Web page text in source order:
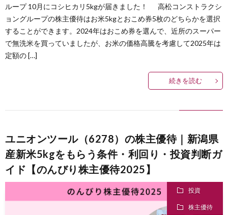
ループ 10月にコシヒカリ5kgが届きました！ 高松コンストラクシ
ョングループの株主優待はお米5kgとおこめ券5枚のどちらかを選択
することができます。2024年はおこめ券を選んで、近所のスーパー
で無洗米を買っていましたが、お米の価格高騰を考慮して2025年は
定額の […]
続きを読む
ユニオンツール（6278）の株主優待｜新潟県
産新米5kgをもらう条件・利回り・投資判断ガ
イド【のんびり株主優待2025】
投資
株主優待